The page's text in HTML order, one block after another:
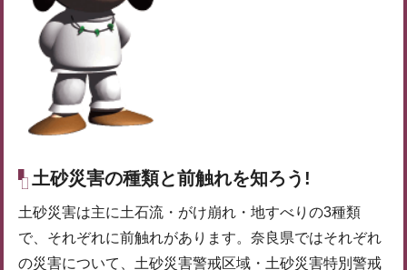
土砂災害の種類と前触れを知ろう!
土砂災害は主に土石流・がけ崩れ・地すべりの3種類
で、それぞれに前触れがあります。奈良県ではそれぞれ
の災害について、土砂災害警戒区域・土砂災害特別警戒